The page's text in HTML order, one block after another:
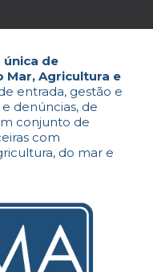
única de
Mar, Agricultura e
entrada, gestão e
denúncias, de
conjunto de
com
do mar e